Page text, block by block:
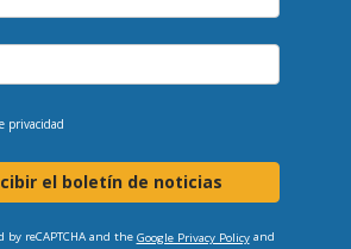
privacidad
el boletín de noticias
reCAPTCHA and the Google Privacy Policyand